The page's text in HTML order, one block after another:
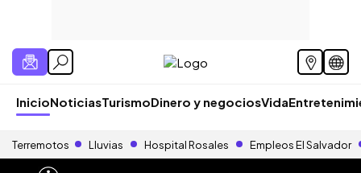
InicioNoticiasTurismoDinero y negociosVida
Terremotos Lluvias Hospital Rosales Empleos El Salvador